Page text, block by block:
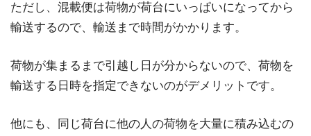
ただし、混載便は荷物が荷台にいっぱいになってから
輸送するので、輸送まで時間がかかります。
荷物が集まるまで引越し日が分からないので、荷物を
輸送する日時を指定できないのがデメリットです。
他にも、同じ荷台に他の人の荷物を大量に積み込むの